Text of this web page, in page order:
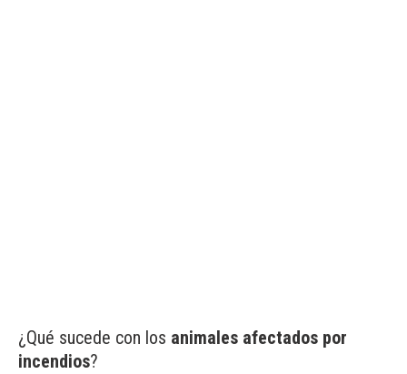
¿Qué sucede con los animales afectados por
incendios?